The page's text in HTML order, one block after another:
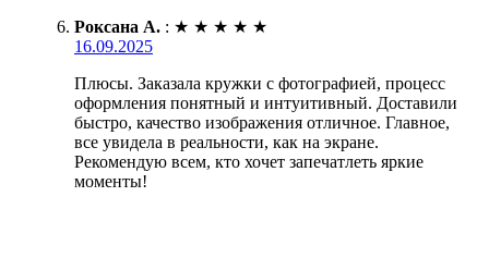
Роксана А. : ★ ★ ★ ★ ★
16.09.2025
Плюсы. Заказала кружки с фотографией, процесс
оформления понятный и интуитивный. Доставили
быстро, качество изображения отличное. Главное,
все увидела в реальности, как на экране.
Рекомендую всем, кто хочет запечатлеть яркие
моменты!